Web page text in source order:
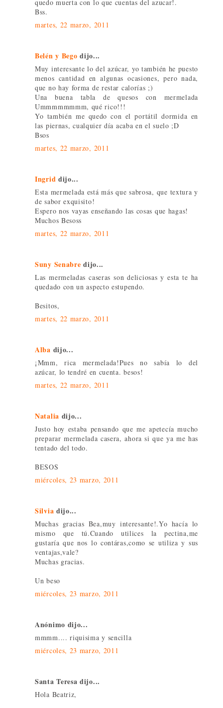
quedo muerta con lo que cuentas del azucar!.
Bss.
martes, 22 marzo, 2011
Belén y Bego dijo...
Muy interesante lo del azúcar, yo también he puesto
menos cantidad en algunas ocasiones, pero nada,
que no hay forma de restar calorías ;)
Una buena tabla de quesos con mermelada
Ummmmmmmm, qué rico!!!
Yo también me quedo con el portátil dormida en
las piernas, cualquier día acaba en el suelo ;D
Bsos
martes, 22 marzo, 2011
Ingrid dijo...
Esta mermelada está más que sabrosa, que textura y
de sabor exquisito!
Espero nos vayas enseñando las cosas que hagas!
Muchos Besoss
martes, 22 marzo, 2011
Suny Senabre dijo...
Las mermeladas caseras son deliciosas y esta te ha
quedado con un aspecto estupendo.
Besitos,
martes, 22 marzo, 2011
Alba dijo...
¡Mmm, rica mermelada!Pues no sabía lo del
azúcar, lo tendré en cuenta. besos!
martes, 22 marzo, 2011
Natalia dijo...
Justo hoy estaba pensando que me apetecía mucho
preparar mermelada casera, ahora si que ya me has
tentado del todo.
BESOS
miércoles, 23 marzo, 2011
Silvia dijo...
Muchas gracias Bea,muy interesante!.Yo hacía lo
mismo que tú.Cuando utilices la pectina,me
gustaría que nos lo contáras,como se utiliza y sus
ventajas,vale?
Muchas gracias.
Un beso
miércoles, 23 marzo, 2011
Anónimo dijo...
mmmm.... riquisima y sencilla
miércoles, 23 marzo, 2011
Santa Teresa dijo...
Hola Beatriz,